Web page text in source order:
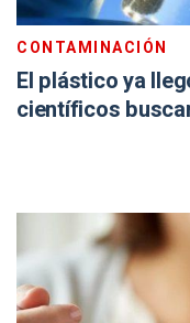
CONTAMINACIÓN
El plástico ya
científicos